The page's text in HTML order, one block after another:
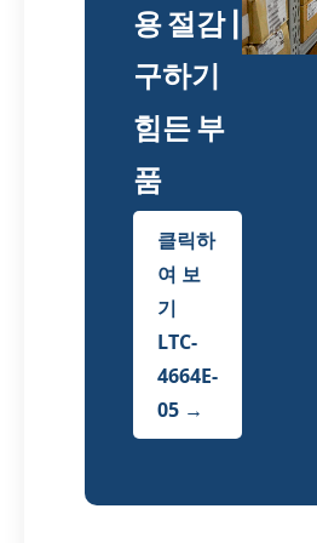
용 절감 |
구하기
힘든 부
품
클릭하
여 보
기
LTC-
4664E-
05 →